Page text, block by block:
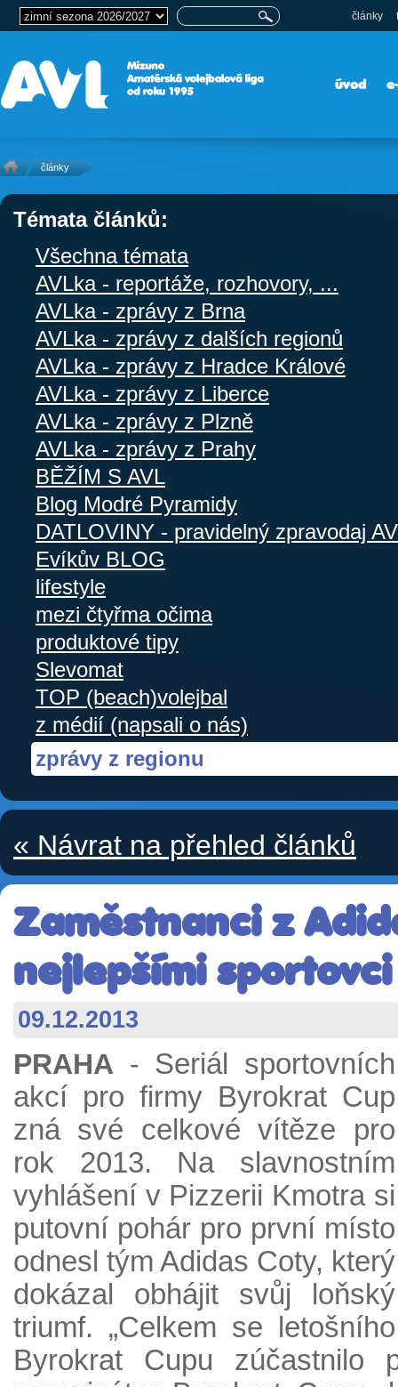
články
úvod
články
Témata článků:
Všechna témata
AVLka - reportáže, rozhovory, ...
AVLka - zprávy z Brna
AVLka - zprávy z dalších regionů
AVLka - zprávy z Hradce Králové
AVLka - zprávy z Liberce
AVLka - zprávy z Plzně
AVLka - zprávy z Prahy
BĚŽÍM S AVL
Blog Modré Pyramidy
DATLOVINY - pravidelný zpravodaj
Evíkův BLOG
lifestyle
mezi čtyřma očima
produktové tipy
Slevomat
TOP (beach)volejbal
z médií (napsali o nás)
zprávy z regionu
« Návrat na přehled článků
Zaměstnanci z
nejlepšími sportovci
09.12.2013
PRAHA - Seriál sportovních
akcí pro firmy Byrokrat Cup
zná své celkové vítěze pro
rok 2013. Na slavnostním
vyhlášení v Pizzerii Kmotra si
putovní pohár pro první místo
odnesl tým Adidas Coty, který
dokázal obhájit svůj loňský
triumf. „Celkem se letošního
Byrokrat Cupu zúčastnilo